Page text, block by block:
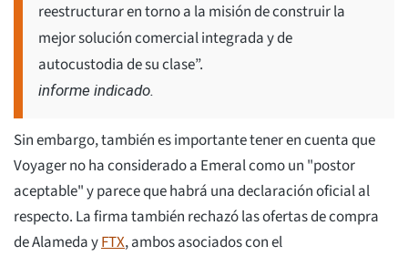
reestructurar en torno a la misión de construir la
mejor solución comercial integrada y de
autocustodia de su clase”.
informe indicado.
Sin embargo, también es importante tener en cuenta que
Voyager no ha considerado a Emeral como un "postor
aceptable" y parece que habrá una declaración oficial al
respecto. La firma también rechazó las ofertas de compra
de Alameda yFTX, ambos asociados con el